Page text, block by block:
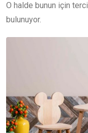
O halde bunun için
bulunuyor.